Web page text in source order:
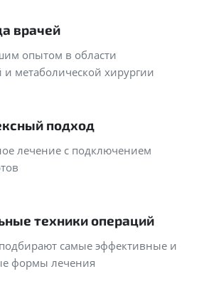
врачей
опытом в области
и метаболической хирургии
подход
лечение с подключением
техники операций
самые эффективные и
формы лечения